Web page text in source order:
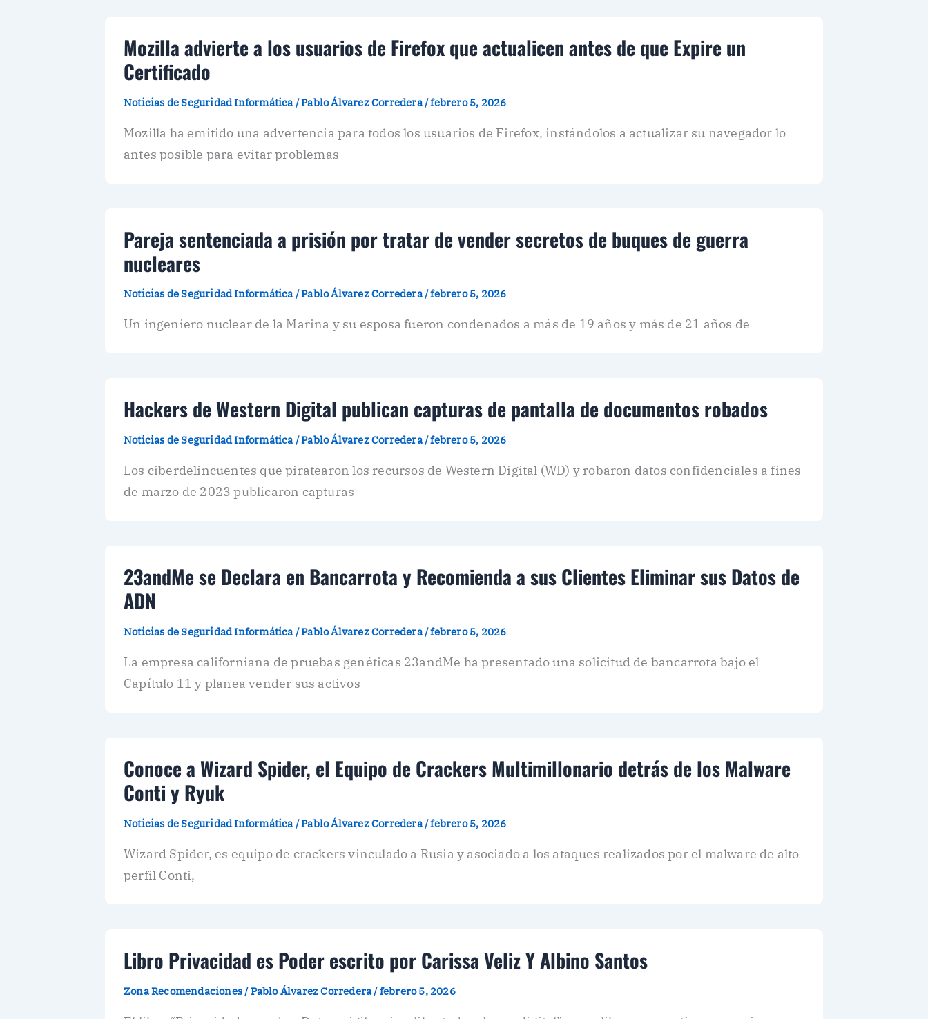
Mozilla advierte a los usuarios de Firefox que actualicen antes de que Expire un
Certificado
Noticias de Seguridad Informática/Pablo Álvarez Corredera/febrero 5, 2026
Mozilla ha emitido una advertencia para todos los usuarios de Firefox, instándolos a actualizar su navegador lo
antes posible para evitar problemas
Pareja sentenciada a prisión por tratar de vender secretos de buques de guerra
nucleares
Noticias de Seguridad Informática/Pablo Álvarez Corredera/febrero 5, 2026
Un ingeniero nuclear de la Marina y su esposa fueron condenados a más de 19 años y más de 21 años de
Hackers de Western Digital publican capturas de pantalla de documentos robados
Noticias de Seguridad Informática/Pablo Álvarez Corredera/febrero 5, 2026
Los ciberdelincuentes que piratearon los recursos de Western Digital (WD) y robaron datos confidenciales a fines
de marzo de 2023 publicaron capturas
23andMe se Declara en Bancarrota y Recomienda a sus Clientes Eliminar sus Datos de
ADN
Noticias de Seguridad Informática/Pablo Álvarez Corredera/febrero 5, 2026
La empresa californiana de pruebas genéticas 23andMe ha presentado una solicitud de bancarrota bajo el
Capítulo 11 y planea vender sus activos
Conoce a Wizard Spider, el Equipo de Crackers Multimillonario detrás de los Malware
Conti y Ryuk
Noticias de Seguridad Informática/Pablo Álvarez Corredera/febrero 5, 2026
Wizard Spider, es equipo de crackers vinculado a Rusia y asociado a los ataques realizados por el malware de alto
perfil Conti,
Libro Privacidad es Poder escrito por Carissa Veliz Y Albino Santos
Zona Recomendaciones /Pablo Álvarez Corredera/febrero 5, 2026